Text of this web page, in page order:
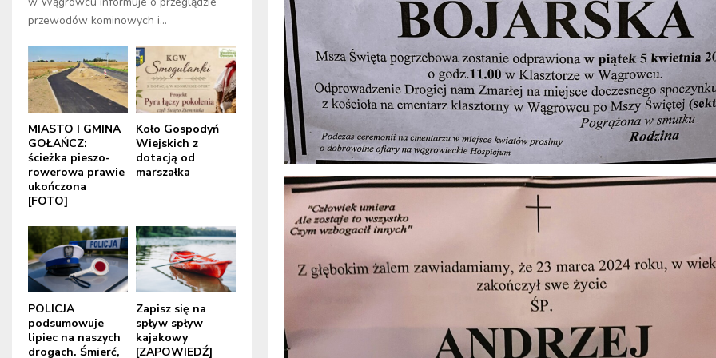
przewodów kominowych i...
MIASTO I GMINA
GOŁAŃCZ:
ścieżka pieszo-
rowerowa prawie
ukończona
[FOTO]
Koło Gospodyń
Wiejskich z
dotacją od
marszałka
POLICJA
podsumowuje
lipiec na naszych
drogach. Śmierć,
Zapisz się na
spływ spływ
kajakowy
[ZAPOWIEDŹ]